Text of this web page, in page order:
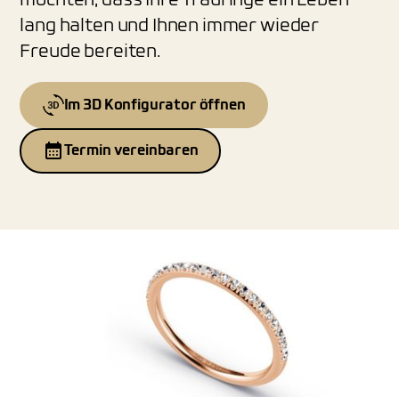
lang halten und Ihnen immer wieder
Freude bereiten.
Im 3D Konfigurator öffnen
Termin vereinbaren